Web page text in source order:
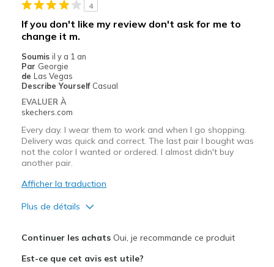
Travel
Width
Sizing
View On Shoes
4
If you don't like my review don't ask for me to
change it m.
Soumis il y a 1 an
Par Georgie
de Las Vegas
Describe Yourself Casual
EVALUER À
skechers.com
Every day. I wear them to work and when I go shopping.
Delivery was quick and correct. The last pair I bought was
not the color I wanted or ordered. I almost didn't buy
another pair.
Afficher la traduction
Plus de détails
Continuer les achatsOui, je recommande ce produit
Est-ce que cet avis est utile?